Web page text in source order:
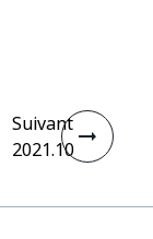
Suivant
2021.10